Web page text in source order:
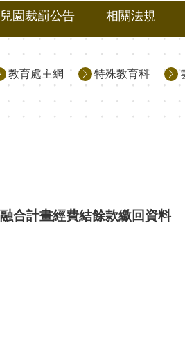
園裁罰公告 相關法規
教育處主網 特殊教育科
合計畫經費結餘款繳回資料